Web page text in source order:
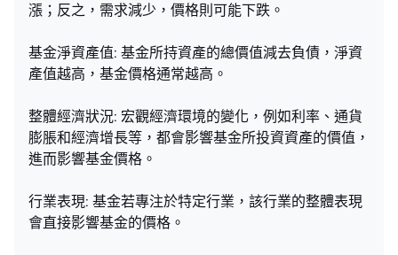
漲；反之，需求減少，價格則可能下跌。
基金淨資產值: 基金所持資產的總價值減去負債，淨資
產值越高，基金價格通常越高。
整體經濟狀況: 宏觀經濟環境的變化，例如利率、通貨
膨脹和經濟增長等，都會影響基金所投資資產的價值，
進而影響基金價格。
行業表現: 基金若專注於特定行業，該行業的整體表現
會直接影響基金的價格。